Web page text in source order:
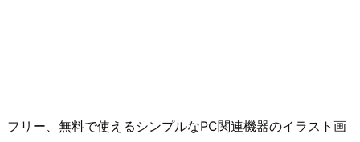
フリー、無料で使えるシンプルなPC関連機器のイラスト画